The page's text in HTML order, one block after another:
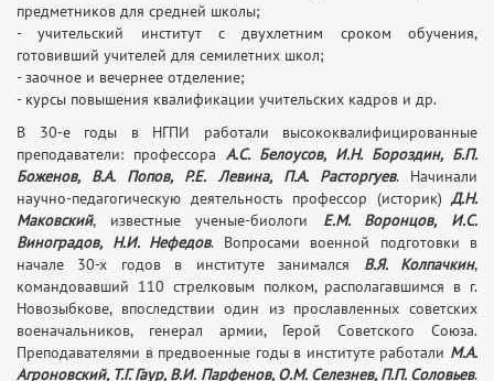
предметников для средней школы;
- учительский институт с двухлетним сроком обучения,
готовивший учителей для семилетних школ;
- заочное и вечернее отделение;
- курсы повышения квалификации учительских кадров и др.
В 30-е годы в НГПИ работали высококвалифицированные
преподаватели: профессора А.С. Белоусов, И.Н. Бороздин, Б.П.
Боженов, В.А. Попов, Р.Е. Левина, П.А. Расторгуев. Начинали
научно-педагогическую деятельность профессор (историк) Д.Н.
Маковский, известные ученые-биологи Е.М. Воронцов, И.С.
Виноградов, Н.И. Нефедов. Вопросами военной подготовки в
начале 30-х годов в институте занимался В.Я. Колпачкин,
командовавший 110 стрелковым полком, располагавшимся в г.
Новозыбкове, впоследствии один из прославленных советских
военачальников, генерал армии, Герой Советского Союза.
Преподавателями в предвоенные годы в институте работали М.А.
Агроновский, Т.Г. Гаур, В.И. Парфенов, О.М. Селезнев, П.П. Соловьев.